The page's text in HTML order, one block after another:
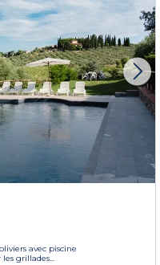
avec piscine
grillades...